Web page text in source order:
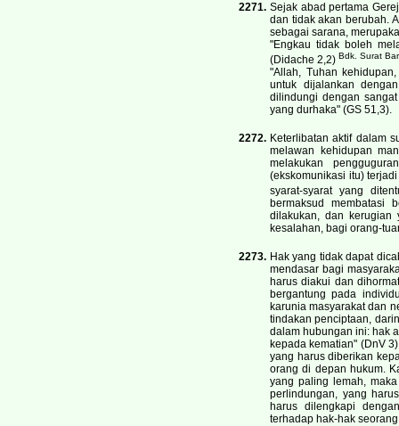
2271. Sejak abad pertama
dan tidak akan berubah.
sebagai sarana,
"Engkau tidak boleh
(Didache 2,2) Bdk. Surat
"Allah, Tuhan
untuk dijalankan
dilindungi dengan
yang durhaka" (GS 51,3).
2272. Keterlibatan aktif dalam
melawan kehidupan
melakukan
(ekskomunikasi itu)
syarat-syarat yang
bermaksud membatasi
dilakukan, dan
kesalahan, bagi orang-
2273. Hak yang tidak dapat
mendasar bagi
harus diakui dan
bergantung pada
karunia masyarakat dan
tindakan penciptaan,
dalam hubungan ini: hak
kepada kematian" (DnV
yang harus diberikan
orang di depan hukum.
yang paling lemah,
perlindungan, yang
harus dilengkapi
terhadap hak-hak